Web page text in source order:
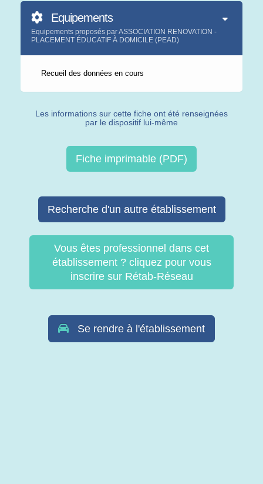
Equipements
Equipements proposés par ASSOCIATION RENOVATION -
PLACEMENT ÉDUCATIF À DOMICILE (PEAD)
Recueil des données en cours
Les informations sur cette fiche ont été renseignées
par le dispositif lui-même
Fiche imprimable (PDF)
Recherche d'un autre établissement
Vous êtes professionnel dans cet
établissement ? cliquez pour vous
inscrire sur Rétab-Réseau
Se rendre à l'établissement